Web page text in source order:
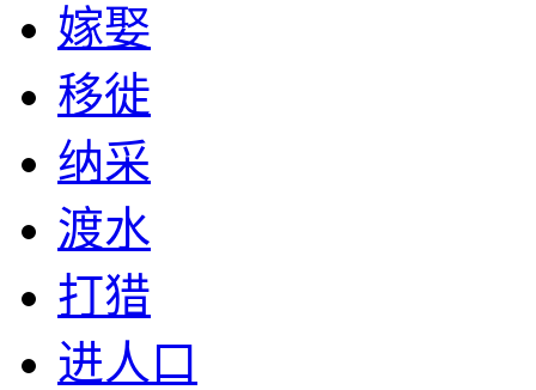
嫁娶
移徙
纳采
渡水
打猎
进人口